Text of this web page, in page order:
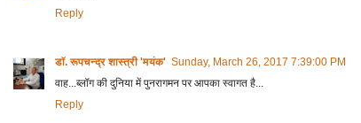
Reply
डॉ. रूपचन्द्र शास्त्री 'मयंक' Sunday, March 26, 2017 7:39:00 PM
वाह...ब्लॉग की दुनिया में पुनरागमन पर आपका स्वागत है...
Reply